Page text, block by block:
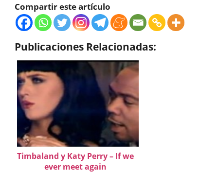
Compartir este artículo
Publicaciones Relacionadas:
Timbaland y Katy Perry – If we
ever meet again